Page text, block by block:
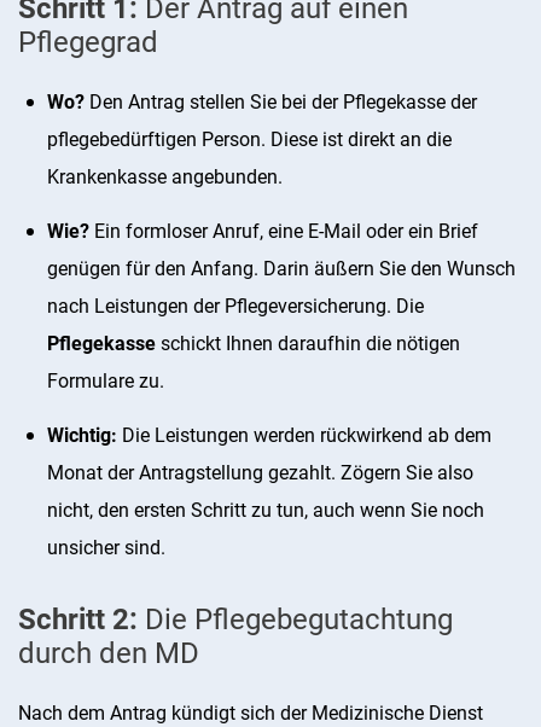
Schritt 1: Der Antrag auf einen
Pflegegrad
Wo? Den Antrag stellen Sie bei der Pflegekasse der
pflegebedürftigen Person. Diese ist direkt an die
Krankenkasse angebunden.
Wie? Ein formloser Anruf, eine E-Mail oder ein Brief
genügen für den Anfang. Darin äußern Sie den Wunsch
nach Leistungen der Pflegeversicherung. Die
Pflegekasse schickt Ihnen daraufhin die nötigen
Formulare zu.
Wichtig: Die Leistungen werden rückwirkend ab dem
Monat der Antragstellung gezahlt. Zögern Sie also
nicht, den ersten Schritt zu tun, auch wenn Sie noch
unsicher sind.
Schritt 2: Die Pflegebegutachtung
durch den MD
Nach dem Antrag kündigt sich der Medizinische Dienst